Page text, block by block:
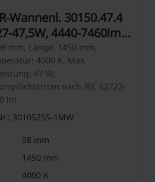
Wannenl. 30150.47.4
47,5W, 4440-7460lm,
PC opal, 1450x98x91
mm, Länge: 1450 mm,
4000 K, Max.
47 W,
nach IEC 62722-
lm
30105255-1MW
98 mm
1450 mm
4000 K